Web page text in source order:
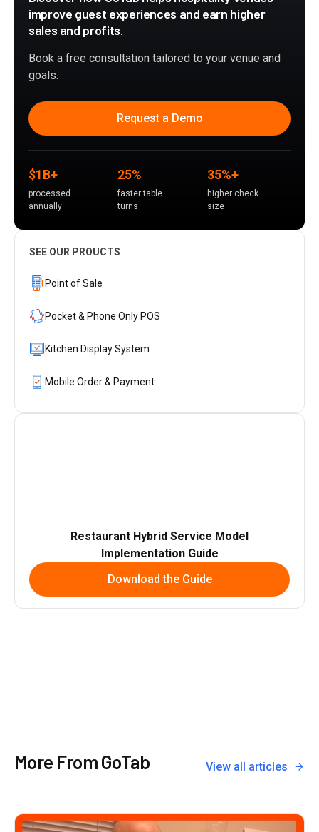
improve guest experiences and earn higher
sales and profits.
Book a free consultation tailored to your venue and
goals.
Request a Demo
$1B+
processed
annually
25%
faster table
turns
35%+
higher check
size
SEE OUR PROUCTS
Point of Sale
Pocket & Phone Only POS
Kitchen Display System
Mobile Order & Payment
Restaurant Hybrid Service Model
Implementation Guide
Download the Guide
More From GoTab View all articles